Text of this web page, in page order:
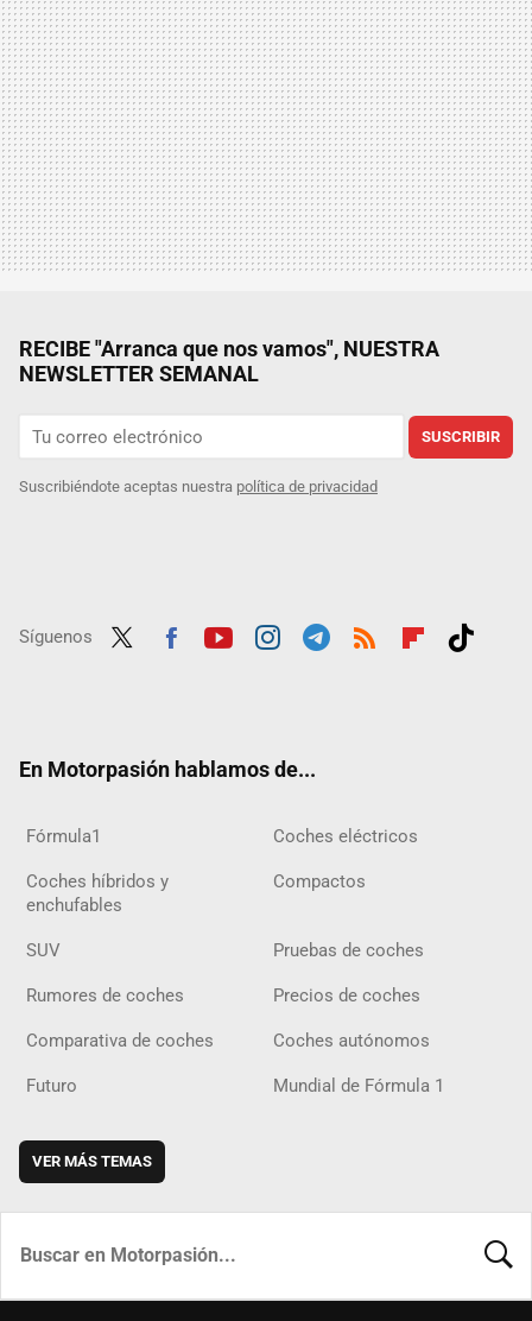
RECIBE "Arranca que nos vamos", NUESTRA
NEWSLETTER SEMANAL
SUSCRIBIR
Suscribiéndote aceptas nuestra política de privacidad
Síguenos
En Motorpasión hablamos de...
Fórmula1 Coches eléctricos
Coches híbridos y
enchufables
Compactos
SUV Pruebas de coches
Rumores de coches Precios de coches
Comparativa de coches Coches autónomos
Futuro Mundial de Fórmula 1
VER MÁS TEMAS